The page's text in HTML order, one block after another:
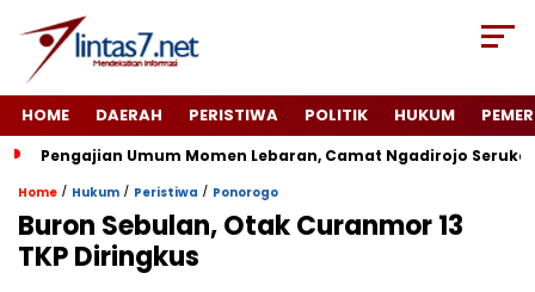
HOME DAERAH PERISTIWA POLITIK HUKUM
Pengajian Umum Momen Lebaran, Camat Ngadirojo
Home / Hukum / Peristiwa / Ponorogo
Buron Sebulan, Otak Curanmor 13
TKP Diringkus